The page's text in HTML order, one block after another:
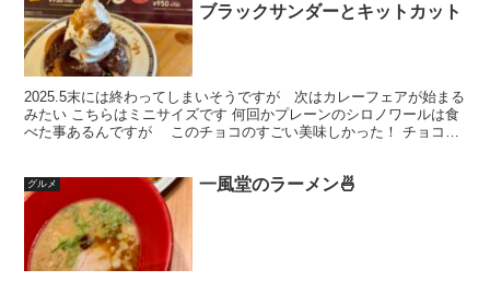
ブラックサンダーとキットカット
2025.5末には終わってしまいそうですが 次はカレーフェアが始まる
みたい こちらはミニサイズです 何回かプレーンのシロノワールは食
べた事あるんですが このチョコのすごい美味しかった！ チョコが
グルメ 一風堂のラーメン🍜